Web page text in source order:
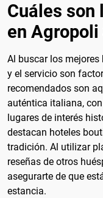
Cuáles son
en
Al buscar los mejores
y el servicio son
recomendados son
auténtica italiana,
lugares de interés
destacan hoteles
tradición. Al utilizar
reseñas de otros
asegurarte de que
estancia.